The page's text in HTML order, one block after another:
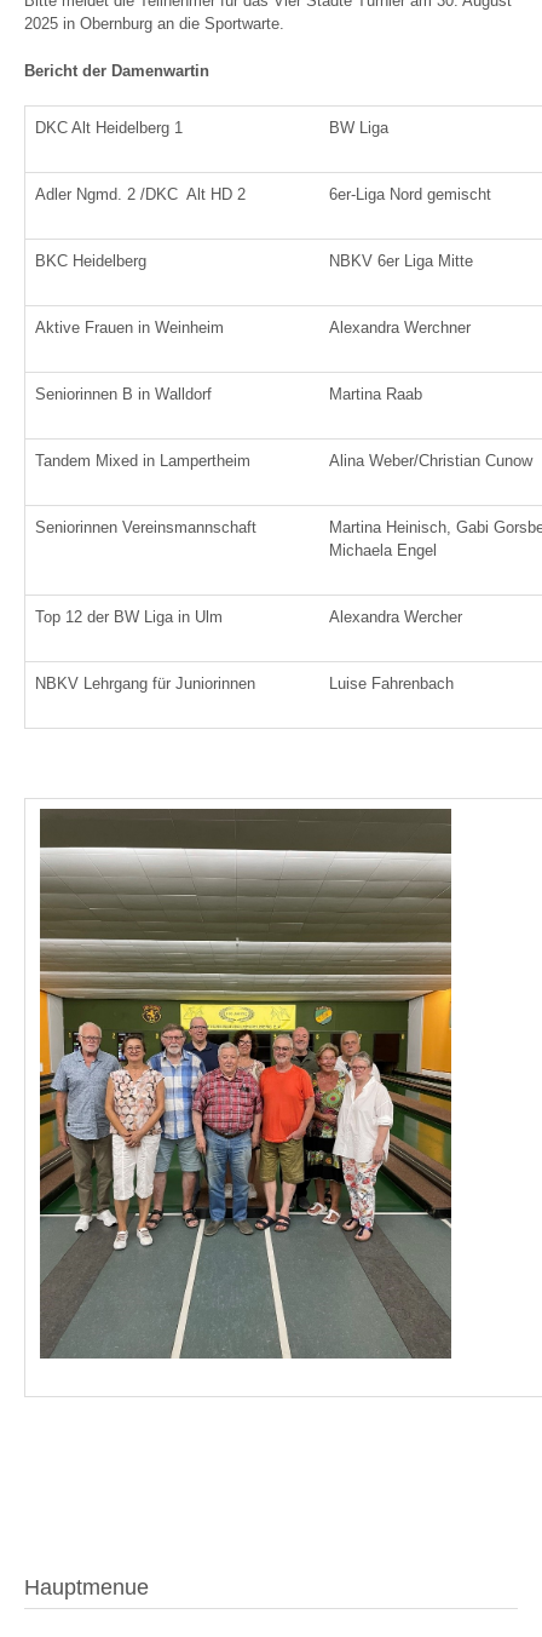
2025 in Obernburg an die Sportwarte.
Bericht der Damenwartin
DKC Alt Heidelberg 1 BW Liga
Adler Ngmd. 2 /DKC Alt HD 2 6er-Liga Nord gemischt
BKC Heidelberg NBKV 6er Liga Mitte
Aktive Frauen in Weinheim Alexandra Werchner
Seniorinnen B in Walldorf Martina Raab
Tandem Mixed in Lampertheim Alina Weber/Christian Cunow
Seniorinnen Vereinsmannschaft
Martina Heinisch, Gabi
Michaela Engel
Top 12 der BW Liga in Ulm Alexandra Wercher
NBKV Lehrgang für Juniorinnen Luise Fahrenbach
Hauptmenue